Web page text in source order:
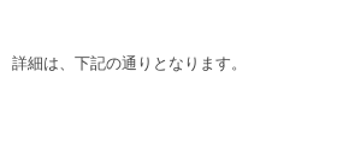
Buy Ticket Here
フリ丸のページ
横浜FC公式オンラインショップ
アカデミー
詳細は、下記の通りとなります。